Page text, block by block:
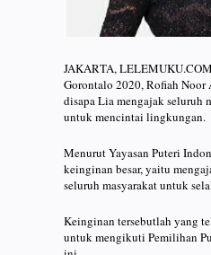
JAKARTA,
Gorontalo 2020, Rofiah
disapa Lia mengajak seluruh
untuk mencintai lingkungan.
Menurut Yayasan Puteri
keinginan besar, yaitu
seluruh masyarakat untuk
Keinginan tersebutlah yang
untuk mengikuti Pemilihan